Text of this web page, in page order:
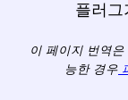
플러그
이 페이지 번역
능한 경우